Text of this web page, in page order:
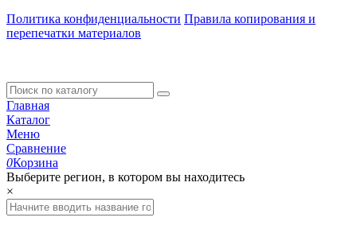
Политика конфиденциальности Правила копирования и
перепечатки материалов
Главная
Каталог
Меню
Сравнение
0Корзина
Выберите регион, в котором вы находитесь
×